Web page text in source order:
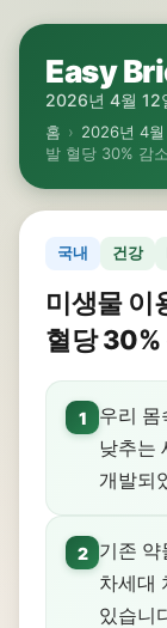
Easy
2026년 4월 12
홈 › 2026년 4월
발 혈당 30% 감소
국내 건강
미생물 이
혈당 30%
1 우리 몸
낮추는
개발되
2
기존
차세대
있습니